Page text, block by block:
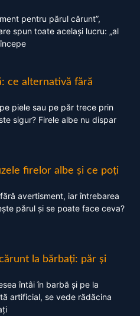
pentru părul cărunt”,
spun toate același lucru: „al
ce alternativă fără
piele sau pe păr trece prin
sigur? Firele albe nu dispar
firelor albe și ce poți
avertisment, iar întrebarea
părul și se poate face ceva?
la bărbați: păr și
întâi în barbă și pe la
artificial, se vede rădăcina